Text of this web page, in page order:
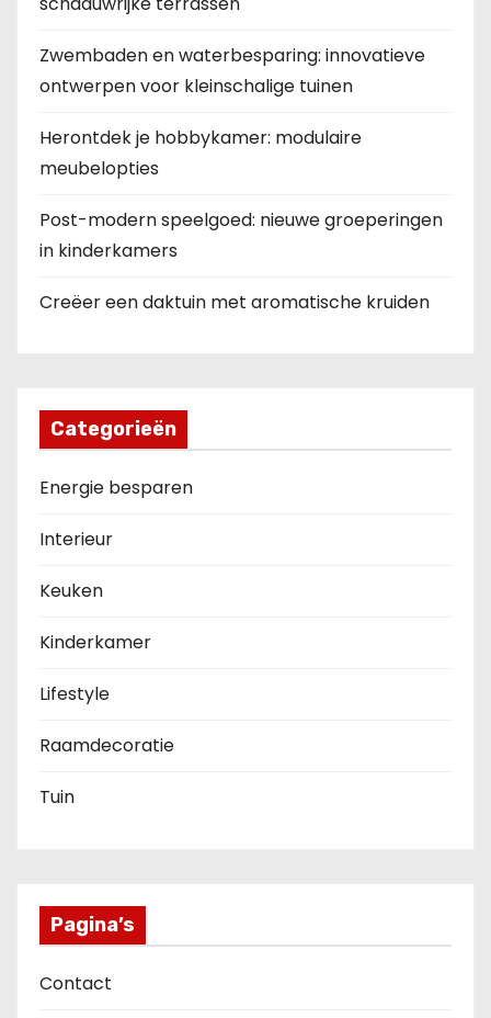
Zwembaden en waterbesparing: innovatieve
ontwerpen voor kleinschalige tuinen
Herontdek je hobbykamer: modulaire
meubelopties
Post-modern speelgoed: nieuwe groeperingen
in kinderkamers
Creëer een daktuin met aromatische kruiden
Categorieën
Energie besparen
Interieur
Keuken
Kinderkamer
Lifestyle
Raamdecoratie
Tuin
Pagina’s
Contact